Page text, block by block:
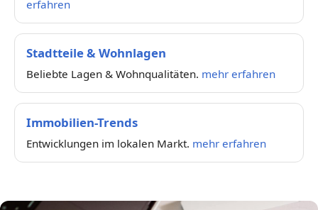
erfahren
Stadtteile & Wohnlagen
Beliebte Lagen & Wohnqualitäten. mehr erfahren
Immobilien-Trends
Entwicklungen im lokalen Markt. mehr erfahren